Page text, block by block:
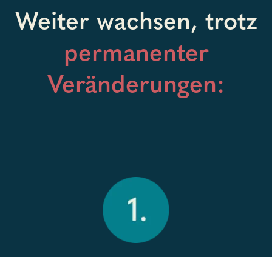
Weiter wachsen, trotz
permanenter
Veränderungen: